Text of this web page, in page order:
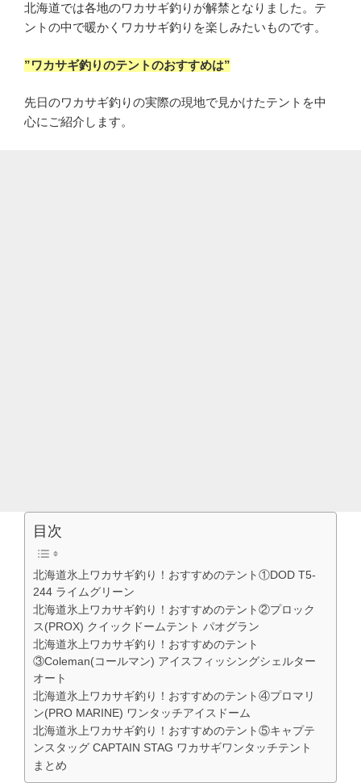
北海道では各地のワカサギ釣りが解禁となりました。テ
ントの中で暖かくワカサギ釣りを楽しみたいものです。
”ワカサギ釣りのテントのおすすめは”
先日のワカサギ釣りの実際の現地で見かけたテントを中
心にご紹介します。
目次
北海道氷上ワカサギ釣り！おすすめのテント①DOD T5-
244 ライムグリーン
北海道氷上ワカサギ釣り！おすすめのテント②プロック
ス(PROX) クイックドームテント パオグラン
北海道氷上ワカサギ釣り！おすすめのテント
③Coleman(コールマン) アイスフィッシングシェルター
オート
北海道氷上ワカサギ釣り！おすすめのテント④プロマリ
ン(PRO MARINE) ワンタッチアイスドーム
北海道氷上ワカサギ釣り！おすすめのテント⑤キャプテ
ンスタッグ CAPTAIN STAG ワカサギワンタッチテント
まとめ